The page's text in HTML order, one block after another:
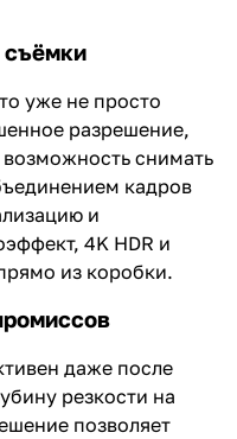
уже не просто
разрешение,
снимать
кадров
и
4K HDR и
из коробки.
даже после
резкости на
позволяет